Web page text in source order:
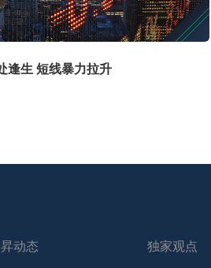
逢生 短线暴力拉升
动态 独家观点